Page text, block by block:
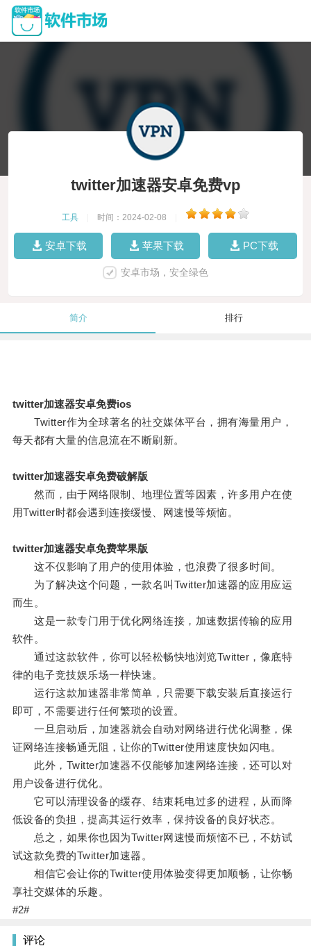
twitter加速器安卓免费vp
工具 时间：2024-02-08
安卓下载 苹果下载 PC下载
安卓市场，安全绿色
简介 排行
twitter加速器安卓免费ios
Twitter作为全球著名的社交媒体平台，拥有海量用户，
每天都有大量的信息流在不断刷新。
twitter加速器安卓免费破解版
然而，由于网络限制、地理位置等因素，许多用户在使
用Twitter时都会遇到连接缓慢、网速慢等烦恼。
twitter加速器安卓免费苹果版
这不仅影响了用户的使用体验，也浪费了很多时间。
为了解决这个问题，一款名叫Twitter加速器的应用应运
而生。
这是一款专门用于优化网络连接，加速数据传输的应用
软件。
通过这款软件，你可以轻松畅快地浏览Twitter，像底特
律的电子竞技娱乐场一样快速。
运行这款加速器非常简单，只需要下载安装后直接运行
即可，不需要进行任何繁琐的设置。
一旦启动后，加速器就会自动对网络进行优化调整，保
证网络连接畅通无阻，让你的Twitter使用速度快如闪电。
此外，Twitter加速器不仅能够加速网络连接，还可以对
用户设备进行优化。
它可以清理设备的缓存、结束耗电过多的进程，从而降
低设备的负担，提高其运行效率，保持设备的良好状态。
总之，如果你也因为Twitter网速慢而烦恼不已，不妨试
试这款免费的Twitter加速器。
相信它会让你的Twitter使用体验变得更加顺畅，让你畅
享社交媒体的乐趣。
#2#
评论